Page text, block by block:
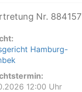
Nr. 884157
Hamburg-
12:00 Uhr